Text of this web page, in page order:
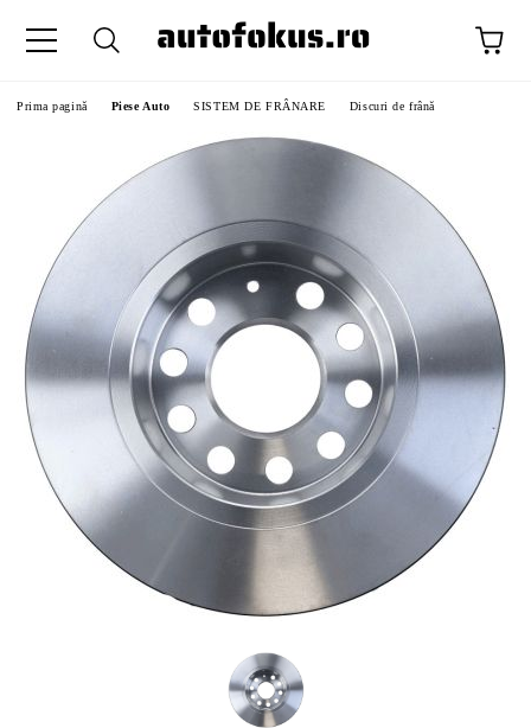
Prima pagină Piese Auto SISTEM DE FRÂNARE Discuri de frână